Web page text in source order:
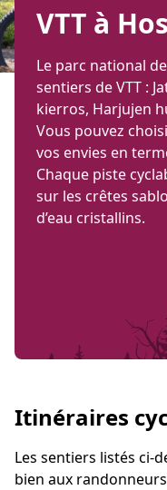
VTT à
Le parc national
sentiers de VTT :
kierros, Harjujen
Vous pouvez
vos envies en
Chaque piste
sur les crêtes
d’eau cristallins.
Itinéraires
Les sentiers listés ci-
bien aux